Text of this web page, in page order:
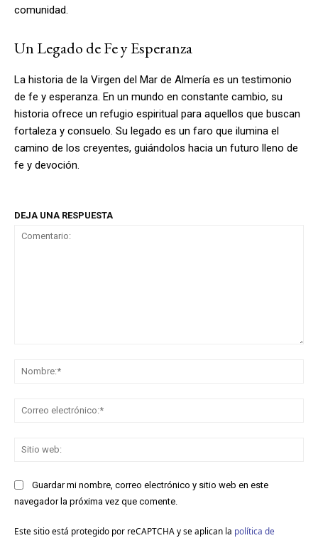
comunidad.
Un Legado de Fe y Esperanza
La historia de la Virgen del Mar de Almería es un testimonio
de fe y esperanza. En un mundo en constante cambio, su
historia ofrece un refugio espiritual para aquellos que buscan
fortaleza y consuelo. Su legado es un faro que ilumina el
camino de los creyentes, guiándolos hacia un futuro lleno de
fe y devoción.
DEJA UNA RESPUESTA
Guardar mi nombre, correo electrónico y sitio web en este
navegador la próxima vez que comente.
Este sitio está protegido por reCAPTCHA y se aplican la política de